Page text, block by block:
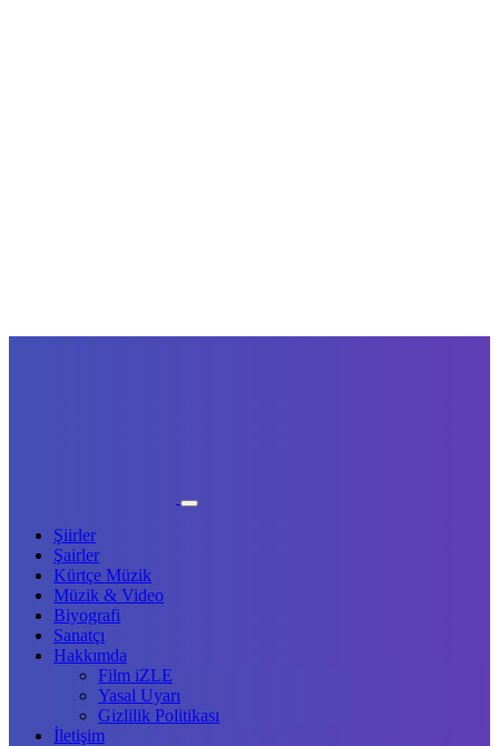
Şiirler
Şairler
Kürtçe Müzik
Müzik & Video
Biyografi
Sanatçı
Hakkımda
Film iZLE
Yasal Uyarı
Gizlilik Politikası
İletişim